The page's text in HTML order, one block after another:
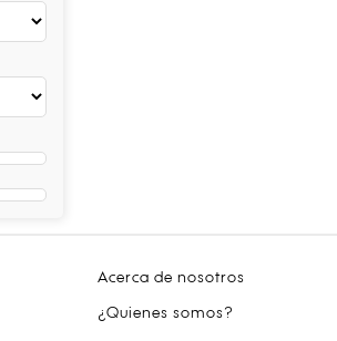
Acerca de nosotros
¿Quienes somos?